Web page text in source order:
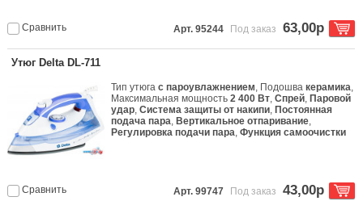
Сравнить Арт. 95244 Под заказ 63,00р
Утюг Delta DL-711
Тип утюгас пароувлажнением, Подошвакерамика,
Максимальная мощность2 400 Вт,Спрей, Паровой
удар,Система защиты от накипи, Постоянная
подача пара, Вертикальное отпаривание,
Регулировка подачи пара,Функция самоочистки
Сравнить Арт. 99747 Под заказ 43,00р